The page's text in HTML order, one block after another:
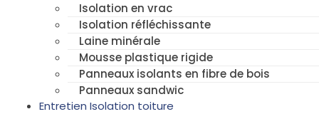
Isolation en vrac
Isolation réfléchissante
Laine minérale
Mousse plastique rigide
Panneaux isolants en fibre de bois
Panneaux sandwic
Entretien Isolation toiture